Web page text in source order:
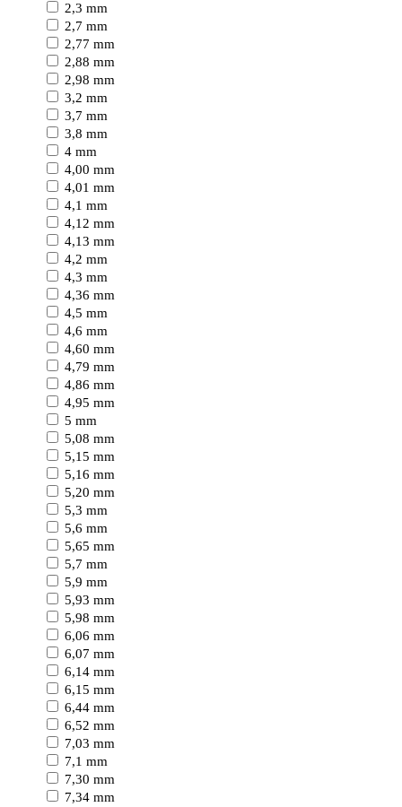
2,3 mm
2,7 mm
2,77 mm
2,88 mm
2,98 mm
3,2 mm
3,7 mm
3,8 mm
4 mm
4,00 mm
4,01 mm
4,1 mm
4,12 mm
4,13 mm
4,2 mm
4,3 mm
4,36 mm
4,5 mm
4,6 mm
4,60 mm
4,79 mm
4,86 mm
4,95 mm
5 mm
5,08 mm
5,15 mm
5,16 mm
5,20 mm
5,3 mm
5,6 mm
5,65 mm
5,7 mm
5,9 mm
5,93 mm
5,98 mm
6,06 mm
6,07 mm
6,14 mm
6,15 mm
6,44 mm
6,52 mm
7,03 mm
7,1 mm
7,30 mm
7,34 mm